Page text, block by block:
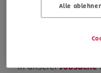
Die Suche
In unsererJobsuche
Alle